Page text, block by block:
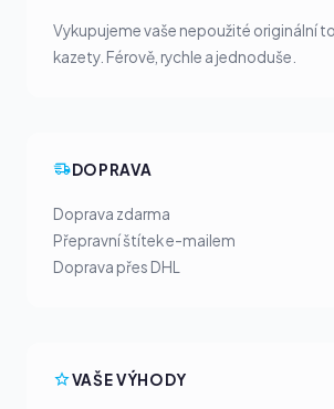
Vykupujeme vaše nepoužité originální
kazety. Férově, rychle a jednoduše.
DOPRAVA
Doprava zdarma
Přepravní štítek e-mailem
Doprava přes DHL
VAŠE VÝHODY